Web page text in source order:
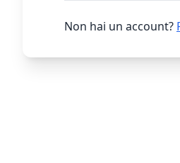
Non hai un account?